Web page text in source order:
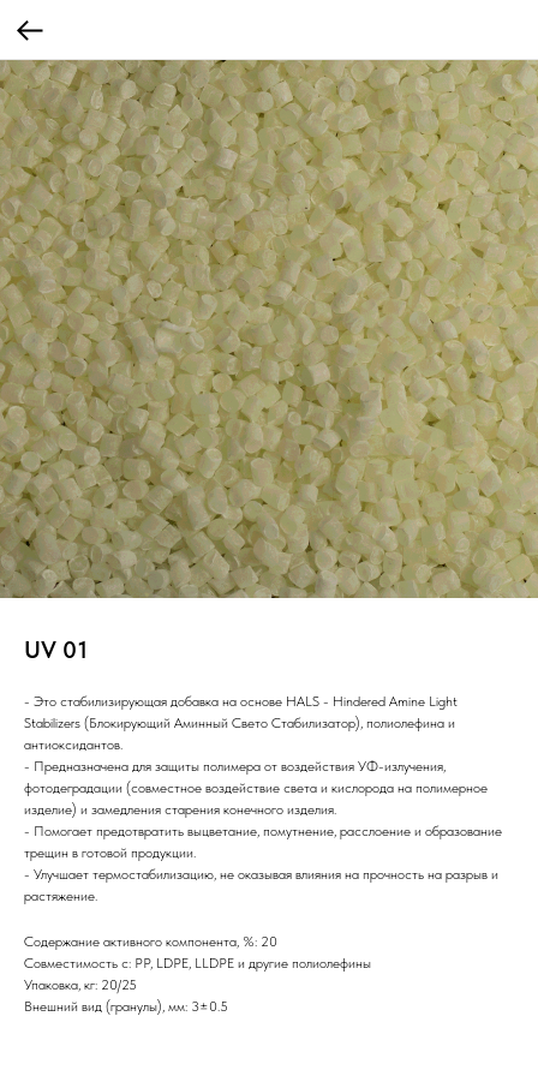
UV 01
- Это стабилизирующая добавка на основе HALS - Hindered Amine Light
Stabilizers (Блокирующий Аминный Свето Стабилизатор), полиолефина и
антиоксидантов.
- Предназначена для защиты полимера от воздействия УФ-излучения,
фотодеградации (совместное воздействие света и кислорода на полимерное
изделие) и замедления старения конечного изделия.
- Помогает предотвратить выцветание, помутнение, расслоение и образование
трещин в готовой продукции.
- Улучшает термостабилизацию, не оказывая влияния на прочность на разрыв и
растяжение.
Содержание активного компонента, %: 20
Совместимость с: PP, LDPE, LLDPE и другие полиолефины
Упаковка, кг: 20/25
Внешний вид (гранулы), мм: 3±0.5